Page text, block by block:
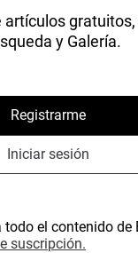
y Galería.
Registrarme
Iniciar sesión
el contenido de
suscripción.